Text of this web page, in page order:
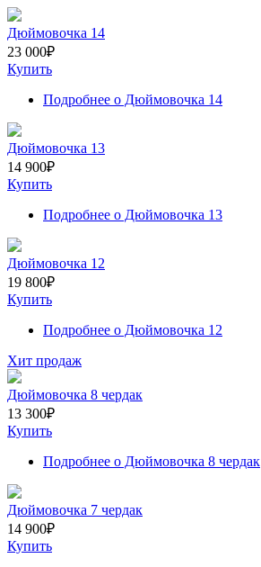
Дюймовочка 14
23 000₽
Купить
Подробнее о Дюймовочка 14
Дюймовочка 13
14 900₽
Купить
Подробнее о Дюймовочка 13
Дюймовочка 12
19 800₽
Купить
Подробнее о Дюймовочка 12
Хит продаж
Дюймовочка 8 чердак
13 300₽
Купить
Подробнее о Дюймовочка 8 чердак
Дюймовочка 7 чердак
14 900₽
Купить